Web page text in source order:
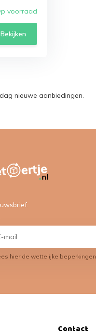
voorraad
Bekijken
nieuwe aanbiedingen.
hier de wettelijke beperkingen
Contact